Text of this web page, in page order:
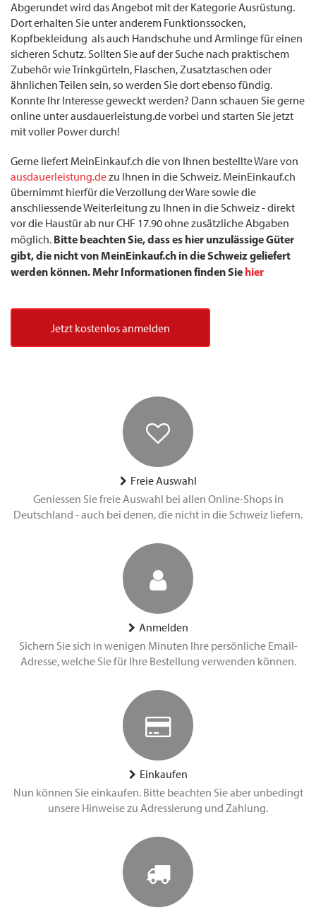
Abgerundet wird das Angebot mit der Kategorie Ausrüstung.
Dort erhalten Sie unter anderem Funktionssocken,
Kopfbekleidung als auch Handschuhe und Armlinge für einen
sicheren Schutz. Sollten Sie auf der Suche nach praktischem
Zubehör wie Trinkgürteln, Flaschen, Zusatztaschen oder
ähnlichen Teilen sein, so werden Sie dort ebenso fündig.
Konnte Ihr Interesse geweckt werden? Dann schauen Sie gerne
online unter ausdauerleistung.de vorbei und starten Sie jetzt
mit voller Power durch!
Gerne liefert MeinEinkauf.ch die von Ihnen bestellte Ware von
ausdauerleistung.dezu Ihnen in die Schweiz. MeinEinkauf.ch
übernimmt hierfür die Verzollung der Ware sowie die
anschliessende Weiterleitung zu Ihnen in die Schweiz - direkt
vor die Haustür ab nur CHF 17.90 ohne zusätzliche Abgaben
möglich. Bitte beachten Sie, dass es hier unzulässige Güter
gibt, die nicht von MeinEinkauf.ch in die Schweiz geliefert
werden können. Mehr Informationen finden Sie hier
Jetzt kostenlos anmelden
Freie Auswahl
Geniessen Sie freie Auswahl bei allen Online-Shops in
Deutschland - auch bei denen, die nicht in die Schweiz liefern.
Anmelden
Sichern Sie sich in wenigen Minuten Ihre persönliche Email-
Adresse, welche Sie für Ihre Bestellung verwenden können.
Einkaufen
Nun können Sie einkaufen. Bitte beachten Sie aber unbedingt
unsere Hinweise zu Adressierung und Zahlung.